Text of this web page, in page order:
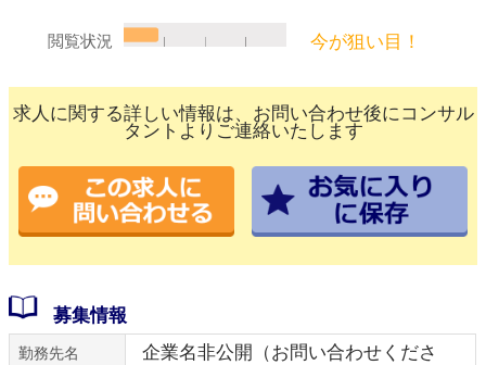
閲覧状況 今が狙い目！
求人に関する詳しい情報は、お問い合わせ後にコンサル
タントよりご連絡いたします
募集情報
勤務先名
企業名非公開（お問い合わせくださ